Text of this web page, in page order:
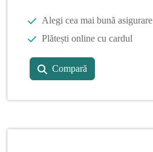
Alegi cea mai bună asigurare
Plătești online cu cardul
Compară